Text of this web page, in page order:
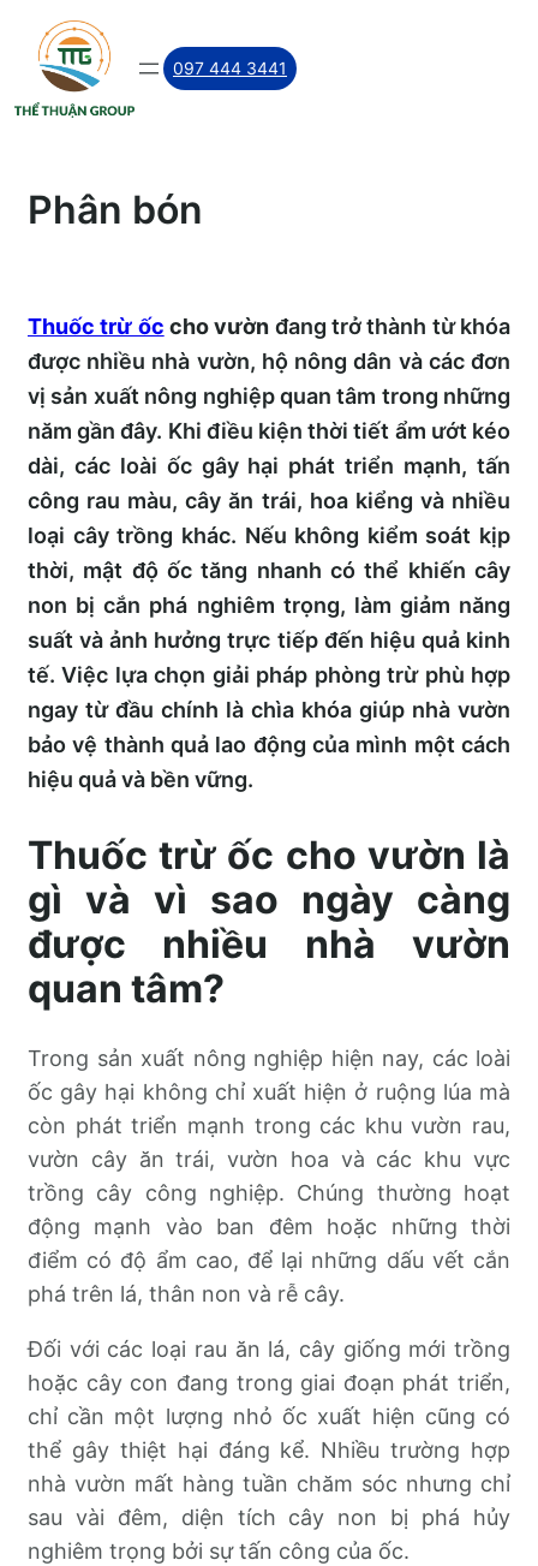
Skip
content
097 444 3441
Phân bón
Thuốc trừ ốc cho vườn đang trở thành từ khóa
được nhiều nhà vườn, hộ nông dân và các đơn
vị sản xuất nông nghiệp quan tâm trong những
năm gần đây. Khi điều kiện thời tiết ẩm ướt kéo
dài, các loài ốc gây hại phát triển mạnh, tấn
công rau màu, cây ăn trái, hoa kiểng và nhiều
loại cây trồng khác. Nếu không kiểm soát kịp
thời, mật độ ốc tăng nhanh có thể khiến cây
non bị cắn phá nghiêm trọng, làm giảm năng
suất và ảnh hưởng trực tiếp đến hiệu quả kinh
tế. Việc lựa chọn giải pháp phòng trừ phù hợp
ngay từ đầu chính là chìa khóa giúp nhà vườn
bảo vệ thành quả lao động của mình một cách
hiệu quả và bền vững.
Thuốc trừ ốc cho vườn là
gì và vì sao ngày càng
được nhiều nhà vườn
quan tâm?
Trong sản xuất nông nghiệp hiện nay, các loài
ốc gây hại không chỉ xuất hiện ở ruộng lúa mà
còn phát triển mạnh trong các khu vườn rau,
vườn cây ăn trái, vườn hoa và các khu vực
trồng cây công nghiệp. Chúng thường hoạt
động mạnh vào ban đêm hoặc những thời
điểm có độ ẩm cao, để lại những dấu vết cắn
phá trên lá, thân non và rễ cây.
Đối với các loại rau ăn lá, cây giống mới trồng
hoặc cây con đang trong giai đoạn phát triển,
chỉ cần một lượng nhỏ ốc xuất hiện cũng có
thể gây thiệt hại đáng kể. Nhiều trường hợp
nhà vườn mất hàng tuần chăm sóc nhưng chỉ
sau vài đêm, diện tích cây non bị phá hủy
nghiêm trọng bởi sự tấn công của ốc.